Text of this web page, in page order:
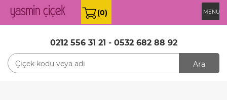
MENU
(0)
0212 556 31 21 - 0532 682 88 92
Ara